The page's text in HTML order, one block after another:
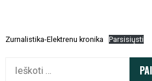
Zurnalistika-Elektrenu kronika Parsisiųsti
Ieškoti: